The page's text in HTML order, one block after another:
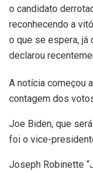
o candidato
reconhecendo a
o que se espera, já
declarou
A notícia começou
contagem dos
Joe Biden, que
foi o vice-
Joseph Robinette